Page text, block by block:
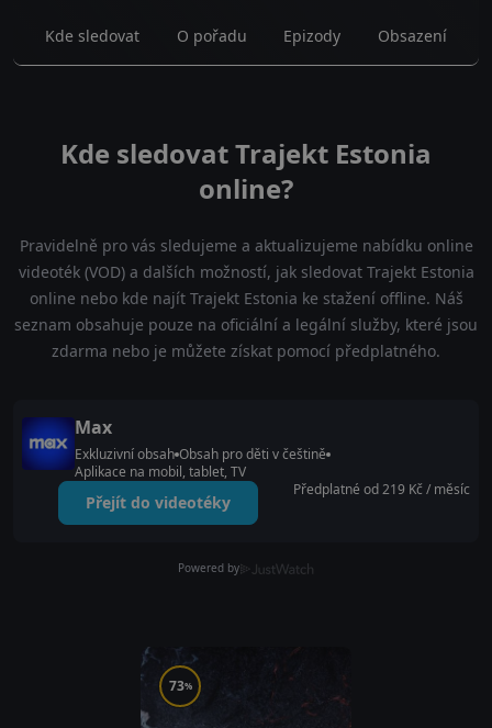
Kde sledovat O pořadu Epizody Obsazení
Kde sledovat Trajekt Estonia
online?
Pravidelně pro vás sledujeme a aktualizujeme nabídku online
videoték (VOD) a dalších možností, jak sledovat Trajekt Estonia
online nebo kde najít Trajekt Estonia ke stažení offline. Náš
seznam obsahuje pouze na oficiální a legální služby, které jsou
zdarma nebo je můžete získat pomocí předplatného.
Max
Exkluzivní obsah Obsah pro děti v češtině
Aplikace na mobil, tablet, TV
Přejít do videotéky
Předplatné od 219 Kč / měsíc
Powered by
73%